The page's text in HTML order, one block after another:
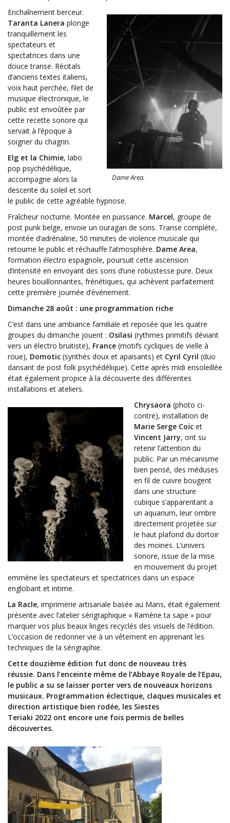
Dame Area.
Enchaînement berceur.
Taranta Lanera plonge
tranquillement les
spectateurs et
spectatrices dans une
douce transe. Récitals
d’anciens textes italiens,
voix haut perchée, filet de
musique électronique, le
public est envoûtée par
cette recette sonore qui
servait à l’époque à
soigner du chagrin.
Elg et la Chimie, labo
pop psychédélique,
accompagne alors la
descente du soleil et sort
le public de cette agréable hypnose.
Fraîcheur nocturne. Montée en puissance. Marcel, groupe de
post punk belge, envoie un ouragan de sons. Transe complète,
montée d’adrénaline, 50 minutes de violence musicale qui
retourne le public et réchauffe l’atmosphère. Dame Area,
formation électro espagnole, poursuit cette ascension
d’intensité en envoyant des sons d’une robustesse pure. Deux
heures bouillonnantes, frénétiques, qui achèvent parfaitement
cette première journée d’événement.
Dimanche 28 août : une programmation riche
C’est dans une ambiance familiale et reposée que les quatre
groupes du dimanche jouent : Osilasi (rythmes primitifs déviant
vers un électro bruitiste), France (motifs cycliques de vielle à
roue), Domotic (synthés doux et apaisants) et Cyril Cyril (duo
dansant de post folk psychédélique). Cette après midi ensoleillée
était également propice à la découverte des différentes
installations et ateliers.
Chrysaora (photo ci-
contre), installation de
Marie Serge Coïc et
Vincent Jarry, ont su
retenir l’attention du
public. Par un mécanisme
bien pensé, des méduses
en fil de cuivre bougent
dans une structure
cubique s’apparentant a
un aquarium, leur ombre
directement projetée sur
le haut plafond du dortoir
des moines. L’univers
sonore, issue de la mise
en mouvement du projet
emmène les spectateurs et spectatrices dans un espace
englobant et intime.
La Racle, imprimerie artisanale basée au Mans, était également
présente avec l’atelier sérigraphique « Ramène ta sape » pour
marquer vos plus beaux linges recyclés des visuels de l’édition.
L’occasion de redonner vie à un vêtement en apprenant les
techniques de la sérigraphie.
Cette douzième édition fut donc de nouveau très
réussie. Dans l’enceinte même de l’Abbaye Royale de l’Epau,
le public a su se laisser porter vers de nouveaux horizons
musicaux. Programmation éclectique, claques musicales et
direction artistique bien rodée, les Siestes
Teriaki 2022 ont encore une fois permis de belles
découvertes.